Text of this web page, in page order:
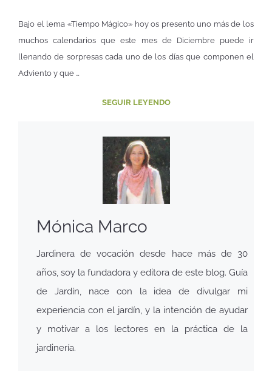
Bajo el lema «Tiempo Mágico» hoy os presento uno más de los
muchos calendarios que este mes de Diciembre puede ir
llenando de sorpresas cada uno de los días que componen el
Adviento y que …
SEGUIR LEYENDO
Mónica Marco
Jardinera de vocación desde hace más de 30
años, soy la fundadora y editora de este blog. Guía
de Jardín, nace con la idea de divulgar mi
experiencia con el jardín, y la intención de ayudar
y motivar a los lectores en la práctica de la
jardinería.